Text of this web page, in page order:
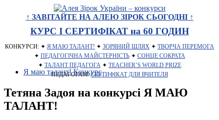
↑ ЗАВІТАЙТЕ НА АЛЕЮ ЗІРОК СЬОГОДНІ ↑
КУРС І СЕРТИФІКАТ на 60 ГОДИН
КОНКУРСИ: ✦ Я МАЮ ТАЛАНТ! ✦ ЗОРЯНИЙ ШЛЯХ ✦ ТВОРЧА ПЕРЕМОГА
✦ ПЕДАГОГІЧНА МАЙСТЕРНІСТЬ✦ СОНЦЕ СОКРАТА
✦ ТАЛАНТ ПЕДАГОГА✦ TEACHER’S WORLD PRIZE
ПЕДАГОГАМ:СЕРТИФІКАТ ДЛЯ ВЧИТЕЛЯ
Я маю талант! Конкурс
Тетяна Задоя на конкурсі Я МАЮ
ТАЛАНТ!